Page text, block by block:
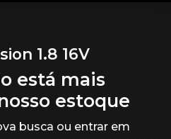
1.8 16V
está mais
estoque
busca ou entrar em